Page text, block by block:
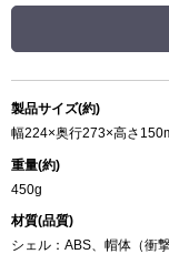
製品サイズ(約)
幅224×奥行273×高さ
重量(約)
450g
材質(品質)
シェル：ABS、帽体（衝